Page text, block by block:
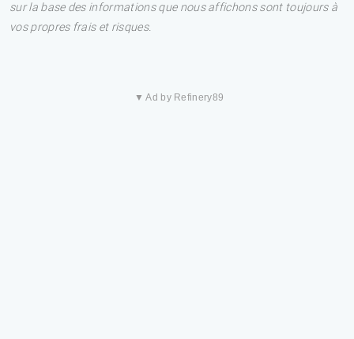
sur la base des informations que nous affichons sont toujours à
vos propres frais et risques.
▼ Ad by Refinery89